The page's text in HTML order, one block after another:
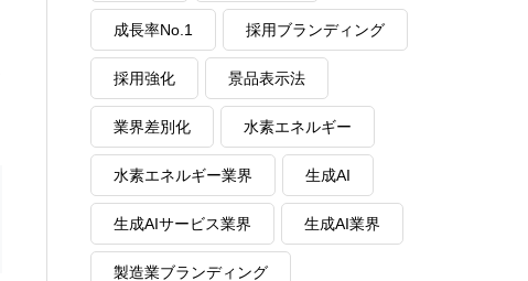
成長率No.1 採用ブランディング
採用強化 景品表示法
業界差別化 水素エネルギー
水素エネルギー業界 生成AI
生成AIサービス業界 生成AI業界
製造業ブランディング